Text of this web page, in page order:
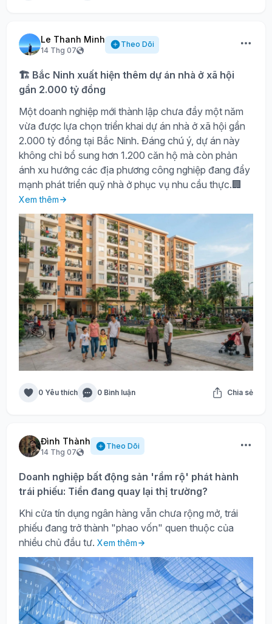
Le Thanh Minh
14 Thg 07
Theo Dõi
🏗️ Bắc Ninh xuất hiện thêm dự án nhà ở xã hội
gần 2.000 tỷ đồng
Một doanh nghiệp mới thành lập chưa đầy một năm
vừa được lựa chọn triển khai dự án nhà ở xã hội gần
2.000 tỷ đồng tại Bắc Ninh. Đáng chú ý, dự án này
không chỉ bổ sung hơn 1.200 căn hộ mà còn phản
ánh xu hướng các địa phương công nghiệp đang đẩy
mạnh phát triển quỹ nhà ở phục vụ nhu cầu thực.🏢
Xem thêm
0 Yêu thích 0 Bình luận Chia sẻ
Đình Thành
14 Thg 07
Theo Dõi
Doanh nghiệp bất động sản 'rầm rộ' phát hành
trái phiếu: Tiền đang quay lại thị trường?
Khi cửa tín dụng ngân hàng vẫn chưa rộng mở, trái
phiếu đang trở thành "phao vốn" quen thuộc của
nhiều chủ đầu tư. Xem thêm